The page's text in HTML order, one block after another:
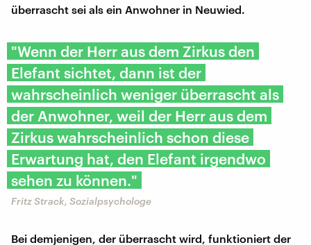
überrascht sei als ein Anwohner in Neuwied.
"Wenn der Herr aus dem Zirkus den
Elefant sichtet, dann ist der
wahrscheinlich weniger überrascht als
der Anwohner, weil der Herr aus dem
Zirkus wahrscheinlich schon diese
Erwartung hat, den Elefant irgendwo
sehen zu können."
Fritz Strack, Sozialpsychologe
Bei demjenigen, der überrascht wird, funktioniert der